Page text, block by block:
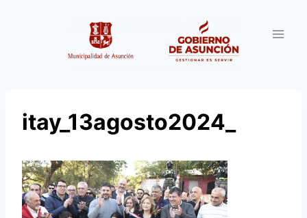
itay_13agosto2024_